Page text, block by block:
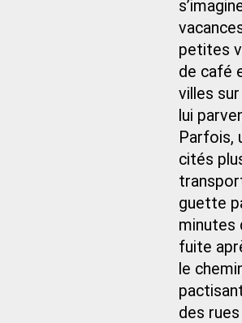
petites
de café
villes
lui
Parfois,
cités
guette
minutes
fuite
le
des